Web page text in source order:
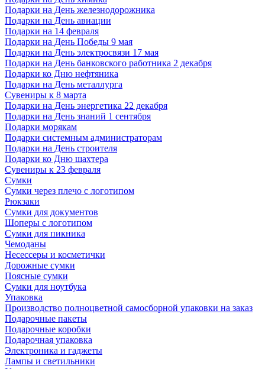
Подарки на День железнодорожника
Подарки на День авиации
Подарки на 14 февраля
Подарки на День Победы 9 мая
Подарки на День электросвязи 17 мая
Подарки на День банковского работника 2 декабря
Подарки ко Дню нефтяника
Подарки на День металлурга
Сувениры к 8 марта
Подарки на День энергетика 22 декабря
Подарки на День знаний 1 сентября
Подарки морякам
Подарки системным администраторам
Подарки на День строителя
Подарки ко Дню шахтера
Сувениры к 23 февраля
Сумки
Сумки через плечо с логотипом
Рюкзаки
Сумки для документов
Шоперы с логотипом
Сумки для пикника
Чемоданы
Несессеры и косметички
Дорожные сумки
Поясные сумки
Сумки для ноутбука
Упаковка
Производство полноцветной самосборной упаковки на заказ
Подарочные пакеты
Подарочные коробки
Подарочная упаковка
Электроника и гаджеты
Лампы и светильники